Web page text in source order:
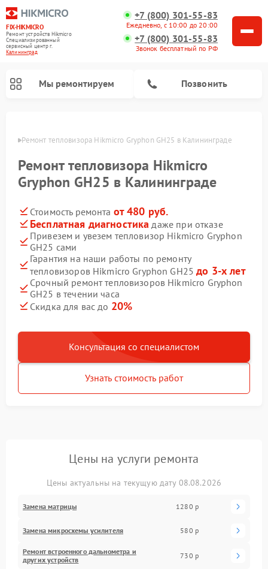
FIX-HIKMICRO
Ремонт устройств Hikmicro
Специализированный
cервисный центр г.
Калининград
+7 (800) 301-55-83
Ежедневно, с 10:00 до 20:00
+7 (800) 301-55-83
Звонок бесплатный по РФ
Мы ремонтируем Позвонить
Ремонт тепловизора Hikmicro Gryphon GH25 в Калининграде
Ремонт тепловизора Hikmicro
Gryphon GH25 в Калининграде
Стоимость ремонта от 480 руб.
Бесплатная диагностика даже при отказе
Привезем и увезем тепловизор Hikmicro Gryphon
GH25 сами
Гарантия на наши работы по ремонту
тепловизоров Hikmicro Gryphon GH25до 3-х лет
Срочный ремонт тепловизоров Hikmicro Gryphon
GH25 в течении часа
Скидка для вас до 20%
Консультация со специалистом
Узнать стоимость работ
Цены на услуги ремонта
Цены актуальны на текущую дату 08.08.2026
Замена матрицы 1280 р
Замена микросхемы усилителя 580 р
Ремонт встроенного дальнометра и
других устройств
730 р